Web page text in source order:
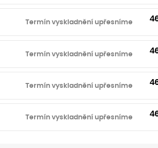
Termín vyskladnění upřesníme
Termín vyskladnění upřesníme
Termín vyskladnění upřesníme
Termín vyskladnění upřesníme